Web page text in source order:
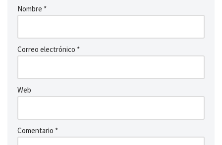
Nombre *
Correo electrónico *
Web
Comentario *